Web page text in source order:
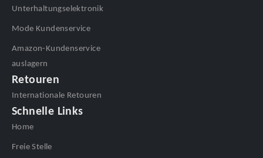
Unterhaltungselektronik
Mode Kundenservice
Amazon-Kundenservice
auslagern
Retouren
Internationale Retouren
Schnelle Links
Home
Freie Stelle